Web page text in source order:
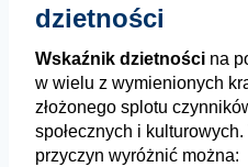
dzietności
Wskaźnik dzietności na
w wielu z wymienionych
złożonego splotu
społecznych i
przyczyn wyróżnić można: